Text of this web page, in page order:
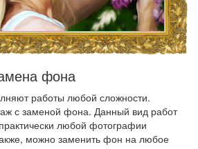
фона
работы любой сложности.
с заменой фона. Данный вид работ
любой фотографии
можно заменить фон на любое